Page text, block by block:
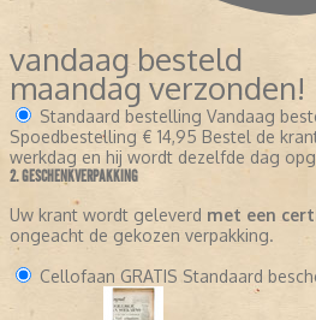
vandaag besteld
maandag verzonden!
Standaard bestelling Vandaag
Spoedbestelling € 14,95 Bestel de
werkdag en hij wordt dezelfde dag
2. GESCHENKVERPAKKING
Uw krant wordt geleverd met een
ongeacht de gekozen verpakking.
Cellofaan GRATIS Standaard